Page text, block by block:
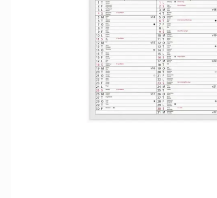
39 kr/st